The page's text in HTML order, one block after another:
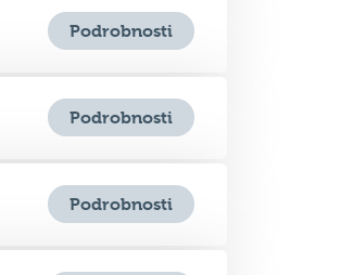
Podrobnosti
Podrobnosti
Podrobnosti